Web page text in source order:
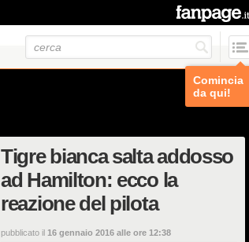
Comincia
da qui!
Tigre bianca salta addosso
ad Hamilton: ecco la
reazione del pilota
pubblicato il 16 gennaio 2016 alle ore 12:38